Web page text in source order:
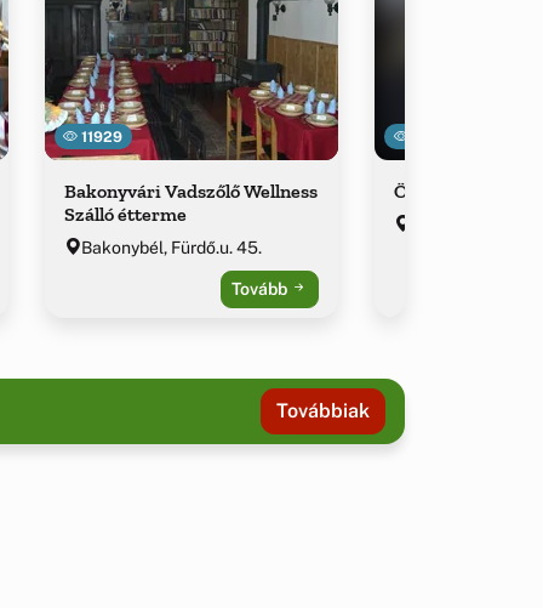
11929
Bakonyvári Vadszőlő Wellness
Szálló étterme
Bakonybél, Fürdő.u. 45.
Tovább
Önkormányzati
Továbbiak